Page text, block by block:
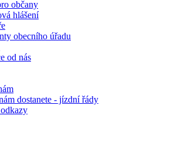
občany
hlášení
obecního úřadu
od nás
dostanete - jízdní řády